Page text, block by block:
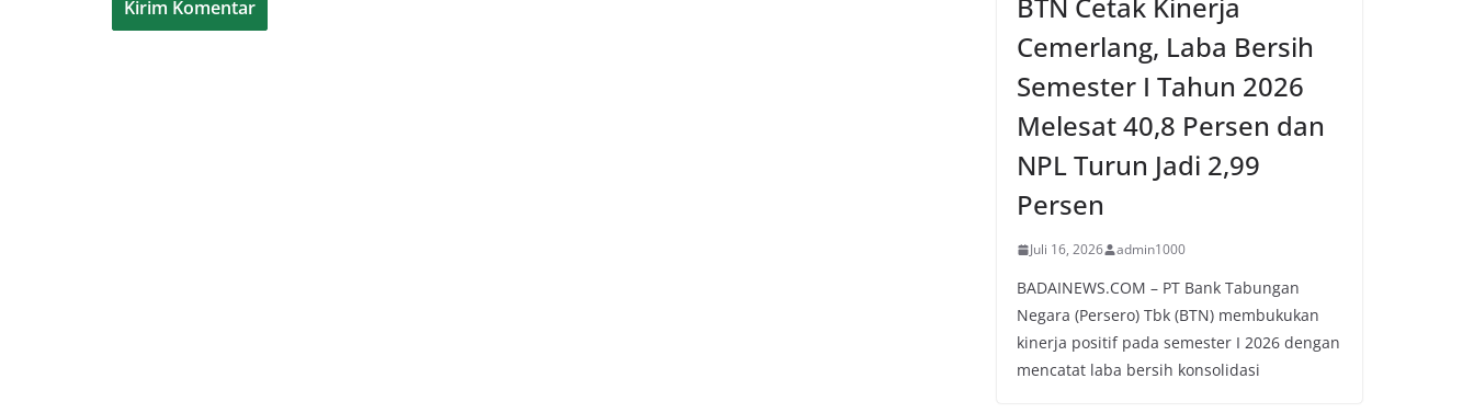
Cemerlang, Laba Bersih
Semester I Tahun 2026
Melesat 40,8 Persen dan
NPL Turun Jadi 2,99
Persen
Juli 16, 2026 admin1000
BADAINEWS.COM – PT Bank Tabungan
Negara (Persero) Tbk (BTN) membukukan
kinerja positif pada semester I 2026 dengan
mencatat laba bersih konsolidasi